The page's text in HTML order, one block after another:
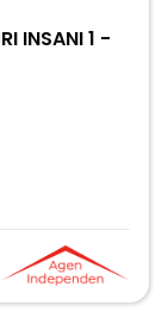
INSANI 1 -